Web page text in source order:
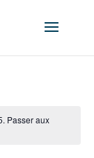
Passer aux